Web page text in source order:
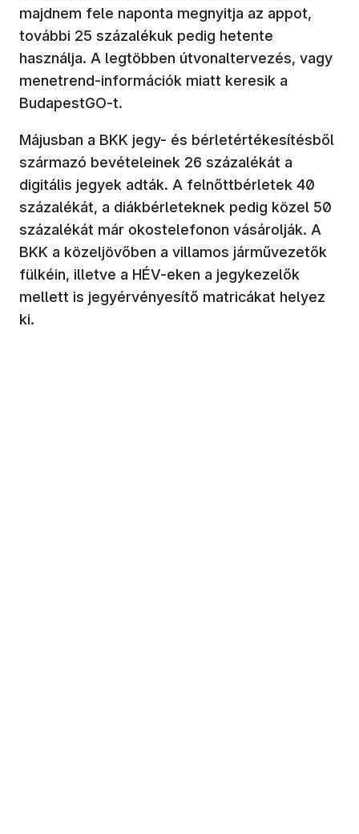
majdnem fele naponta megnyitja az appot,
további 25 százalékuk pedig hetente
használja. A legtöbben útvonaltervezés, vagy
menetrend-információk miatt keresik a
BudapestGO-t.
Májusban a BKK jegy- és bérletértékesítésből
származó bevételeinek 26 százalékát a
digitális jegyek adták. A felnőttbérletek 40
százalékát, a diákbérleteknek pedig közel 50
százalékát már okostelefonon vásárolják. A
BKK a közeljövőben a villamos járművezetők
fülkéin, illetve a HÉV-eken a jegykezelők
mellett is jegyérvényesítő matricákat helyez
ki.